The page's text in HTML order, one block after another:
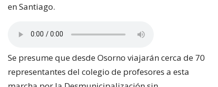
en Santiago.
Se presume que desde Osorno viajarán cerca de 70
representantes del colegio de profesores a esta